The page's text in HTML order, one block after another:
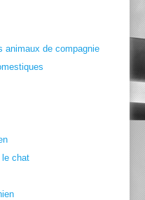
animaux de compagnie
le chat